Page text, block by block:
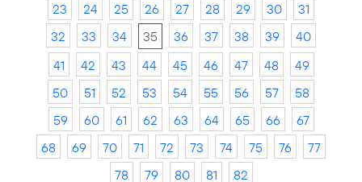
23
24 25 26 27 28 29 30
31
32
33 34 35 36 37 38 39
40
41
42 43 44 45 46 47 48
49
50
51 52 53 54 55 56 57
58
59
60 61 62 63 64 65 66
67
68
69 70 71 72 73 74 75 76
77
78
79 80 81 82